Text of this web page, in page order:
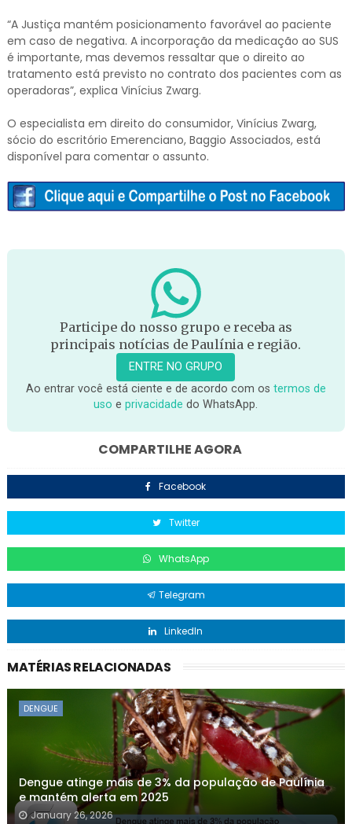
“A Justiça mantém posicionamento favorável ao paciente
em caso de negativa. A incorporação da medicação ao SUS
é importante, mas devemos ressaltar que o direito ao
tratamento está previsto no contrato dos pacientes com as
operadoras”, explica Vinícius Zwarg.
O especialista em direito do consumidor, Vinícius Zwarg,
sócio do escritório Emerenciano, Baggio Associados, está
disponível para comentar o assunto.
Participe do nosso grupo e receba as
principais notícias de Paulínia e região.
ENTRE NO GRUPO
Ao entrar você está ciente e de acordo com os termos de
uso eprivacidade do WhatsApp.
COMPARTILHE AGORA
Facebook
Twitter
WhatsApp
Telegram
LinkedIn
MATÉRIAS RELACIONADAS
DENGUE
Dengue atinge mais de 3% da população de Paulínia
e mantém alerta em 2025
January 26, 2026